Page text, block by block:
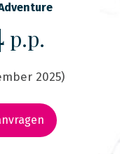
p.p.
2025)